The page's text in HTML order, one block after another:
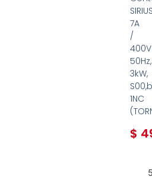
7A
/
400V
50Hz,
3kW,
1NC
$